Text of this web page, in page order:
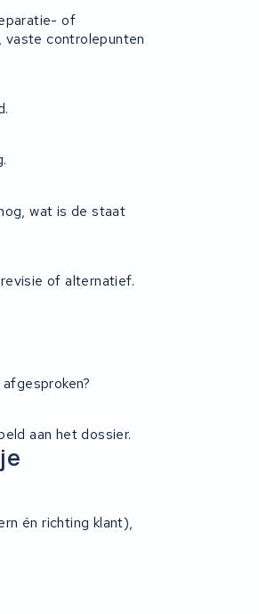
of
controlepunten
wat is de staat
of alternatief.
aan het dossier.
én richting klant),